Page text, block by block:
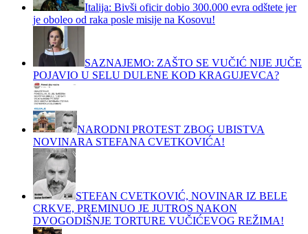
Italija: Bivši oficir dobio 300.000 evra odštete jer
je oboleo od raka posle misije na Kosovu!
SAZNAJEMO: ZAŠTO SE VUČIĆ NIJE JUČE
POJAVIO U SELU DULENE KOD KRAGUJEVCA?
NARODNI PROTEST ZBOG UBISTVA
NOVINARA STEFANA CVETKOVIĆA!
STEFAN CVETKOVIĆ, NOVINAR IZ BELE
CRKVE, PREMINUO JE JUTROS NAKON
DVOGODIŠNJE TORTURE VUČIĆEVOG REŽIMA!